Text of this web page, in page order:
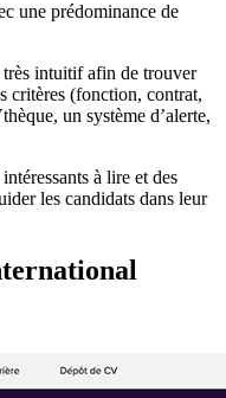
une prédominance de
très intuitif afin de trouver
critères (fonction, contrat,
un système d’alerte,
à lire et des
les candidats dans leur